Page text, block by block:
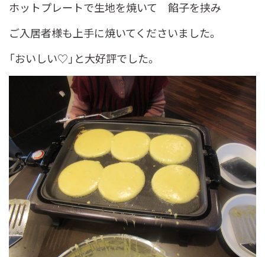
ホットプレートで生地を焼いて 餡子を挟み
ご入居者様も上手に焼いてくださいました。
「おいしい♡」と大好評でした。